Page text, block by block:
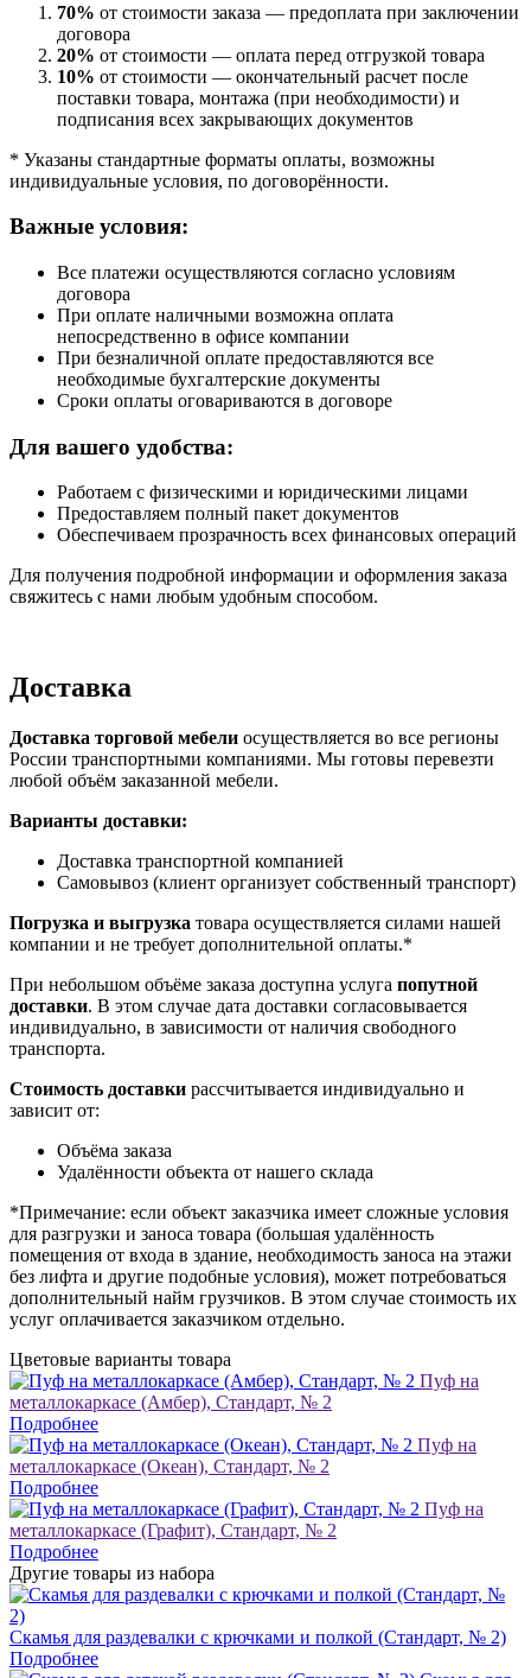
70% от стоимости заказа — предоплата при заключении
договора
20% от стоимости — оплата перед отгрузкой товара
10% от стоимости — окончательный расчет после
поставки товара, монтажа (при необходимости) и
подписания всех закрывающих документов
* Указаны стандартные форматы оплаты, возможны
индивидуальные условия, по договорённости.
Важные условия:
Все платежи осуществляются согласно условиям
договора
При оплате наличными возможна оплата
непосредственно в офисе компании
При безналичной оплате предоставляются все
необходимые бухгалтерские документы
Сроки оплаты оговариваются в договоре
Для вашего удобства:
Работаем с физическими и юридическими лицами
Предоставляем полный пакет документов
Обеспечиваем прозрачность всех финансовых операций
Для получения подробной информации и оформления заказа
свяжитесь с нами любым удобным способом.
Доставка
Доставка торговой мебели осуществляется во все регионы
России транспортными компаниями. Мы готовы перевезти
любой объём заказанной мебели.
Варианты доставки:
Доставка транспортной компанией
Самовывоз (клиент организует собственный транспорт)
Погрузка и выгрузка товара осуществляется силами нашей
компании и не требует дополнительной оплаты.*
При небольшом объёме заказа доступна услуга попутной
доставки. В этом случае дата доставки согласовывается
индивидуально, в зависимости от наличия свободного
транспорта.
Стоимость доставки рассчитывается индивидуально и
зависит от:
Объёма заказа
Удалённости объекта от нашего склада
*Примечание: если объект заказчика имеет сложные условия
для разгрузки и заноса товара (большая удалённость
помещения от входа в здание, необходимость заноса на этажи
без лифта и другие подобные условия), может потребоваться
дополнительный найм грузчиков. В этом случае стоимость их
услуг оплачивается заказчиком отдельно.
Цветовые варианты товара
Пуф на
металлокаркасе (Амбер), Стандарт, № 2
Подробнее
Пуф на
металлокаркасе (Океан), Стандарт, № 2
Подробнее
Пуф на
металлокаркасе (Графит), Стандарт, № 2
Подробнее
Другие товары из набора
Скамья для раздевалки с крючками и полкой (Стандарт, № 2)
Подробнее